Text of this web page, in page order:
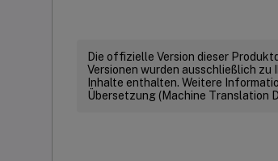
Die offizielle Version dieser
Versionen wurden ausschließlich
Inhalte enthalten. Weitere
Übersetzung (Machine Translation